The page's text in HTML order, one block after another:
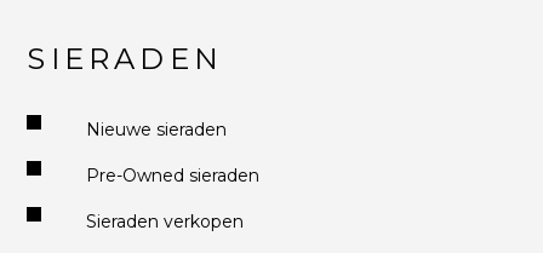
SIERADEN
Nieuwe sieraden
Pre-Owned sieraden
Sieraden verkopen